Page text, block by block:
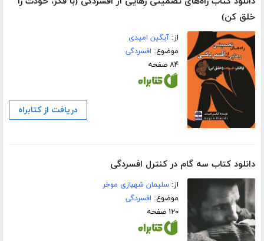
خلق کن)
از:آیگین امیدی
موضوع: افسردگی
۸۴ صفحه
دریافت از کتابراه
دانلود کتاب سه گام در کنترل افسردگی
از:سلیمان شهبازی موخر
موضوع: افسردگی
۱۲۰ صفحه